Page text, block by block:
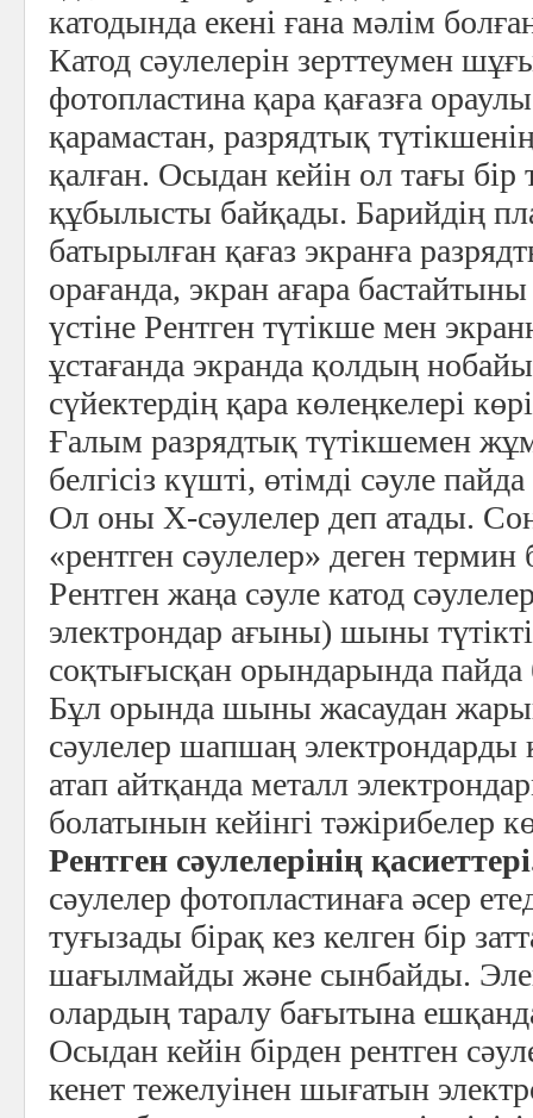
катодында екені ғана мәлім
Катод сәулелерін зерттеумен
фотопластина қара қағазға
қарамастан, разрядтық
қалған. Осыдан кейін ол тағы бір
құбылысты байқады. Барийдің
батырылған қағаз экранға
орағанда, экран ағара
үстіне Рентген түтікше мен
ұстағанда экранда қолдың
сүйектердің қара көлеңкелері
Ғалым разрядтық түтікшемен
белгісіз күшті, өтімді сәуле
Ол оны Х-сәулелер деп атады.
«рентген сәулелер» деген термин
Рентген жаңа сәуле катод
электрондар ағыны) шыны
соқтығысқан орындарында
Бұл орында шыны жасаудан
сәулелер шапшаң электрондарды
атап айтқанда металл
болатынын кейінгі тәжірибелер
Рентген сәулелерінің
сәулелер фотопластинаға әсер
туғызады бірақ кез келген бір
шағылмайды және сынбайды.
олардың таралу бағытына
Осыдан кейін бірден рентген
кенет тежелуінен шығатын